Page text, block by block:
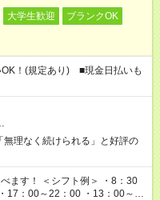
大学生歓迎
ブランクOK
！(規定あり) ■現金日払いも
理なく続けられる」と好評の
17：00～22：00 ・13：00～